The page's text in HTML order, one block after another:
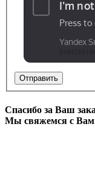
Отправить
Спасибо за Ваш
Мы свяжемся с